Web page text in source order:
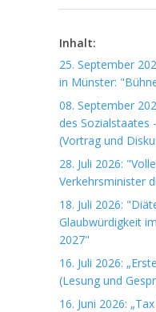
Inhalt:
25. September
in Münster:
08. September
des Sozialstaates
(Vortrag und
28. Juli 2026:
Verkehrsminister
18. Juli 2026:
Glaubwürdigkeit
2027"
16. Juli 2026:
(Lesung und
16. Juni 2026: